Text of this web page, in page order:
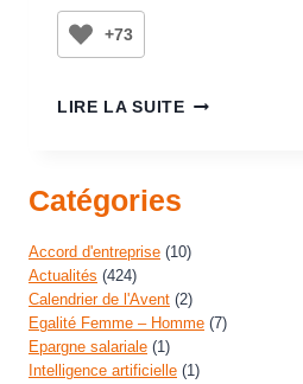
+73
LIRE LA SUITE
Catégories
Accord d'entreprise (10)
Actualités (424)
Calendrier de l'Avent (2)
Egalité Femme – Homme (7)
Epargne salariale (1)
Intelligence artificielle (1)